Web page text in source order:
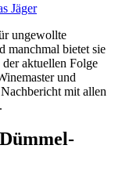
Jäger
ungewollte
manchmal bietet sie
aktuellen Folge
und
mit allen